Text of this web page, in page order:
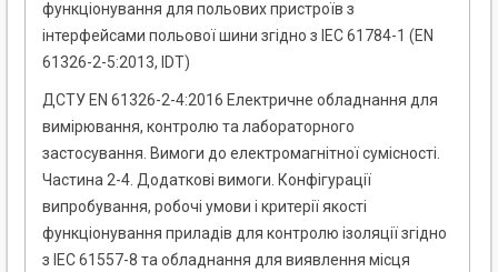
функціонування для польових пристроїв з
інтерфейсами польової шини згідно з IEC 61784-1 (EN
61326-2-5:2013, IDT)
ДСТУ EN 61326-2-4:2016 Електричне обладнання для
вимірювання, контролю та лабораторного
застосування. Вимоги до електромагнітної сумісності.
Частина 2-4. Додаткові вимоги. Конфігурації
випробування, робочі умови і критерії якості
функціонування приладів для контролю ізоляції згідно
з IEC 61557-8 та обладнання для виявлення місця